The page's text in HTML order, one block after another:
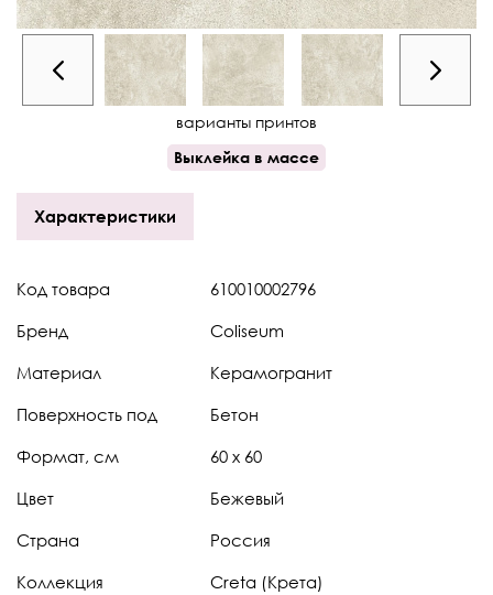
варианты принтов
Выклейка в массе
Характеристики
Код товара 610010002796
Бренд Coliseum
Материал Керамогранит
Поверхность под Бетон
Формат, см 60 x 60
Цвет Бежевый
Страна Россия
Коллекция Creta (Крета)